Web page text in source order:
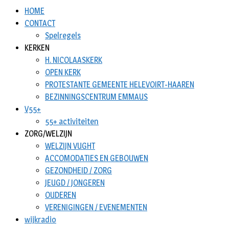
HOME
CONTACT
Spelregels
KERKEN
H. NICOLAASKERK
OPEN KERK
PROTESTANTE GEMEENTE HELEVOIRT-HAAREN
BEZINNINGSCENTRUM EMMAUS
V55+
55+ activiteiten
ZORG/WELZIJN
WELZIJN VUGHT
ACCOMODATIES EN GEBOUWEN
GEZONDHEID / ZORG
JEUGD / JONGEREN
OUDEREN
VERENIGINGEN / EVENEMENTEN
wijkradio